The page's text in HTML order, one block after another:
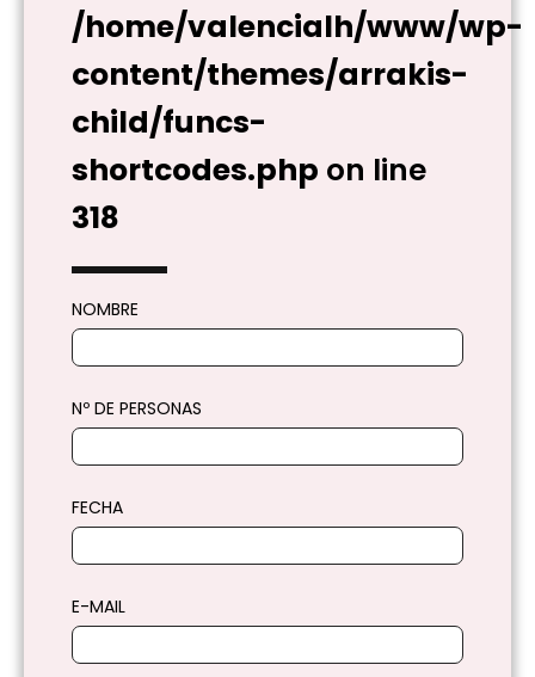
/home/valencialh/www/wp-
content/themes/arrakis-
child/funcs-
shortcodes.php on line
318
NOMBRE
Nº DE PERSONAS
FECHA
E-MAIL